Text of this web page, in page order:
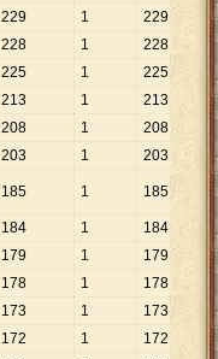
229 1
229
228 1
228
225 1
225
213 1
213
208 1
208
203 1 203
185 1 185
184 1
184
179 1
179
178 1
178
173 1
173
172 1
172